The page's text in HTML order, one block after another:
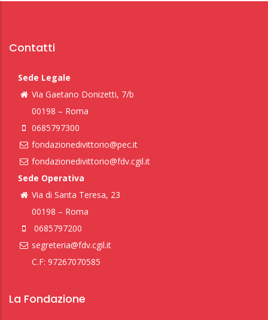
Contatti
Sede Legale
Via Gaetano Donizetti, 7/b
00198 – Roma
0685797300
fondazionedivittorio@pec.it
fondazionedivittorio@fdv.cgil.it
Sede Operativa
Via di Santa Teresa, 23
00198 – Roma
0685797200
segreteria@fdv.cgil.it
C.F: 97267070585
La Fondazione